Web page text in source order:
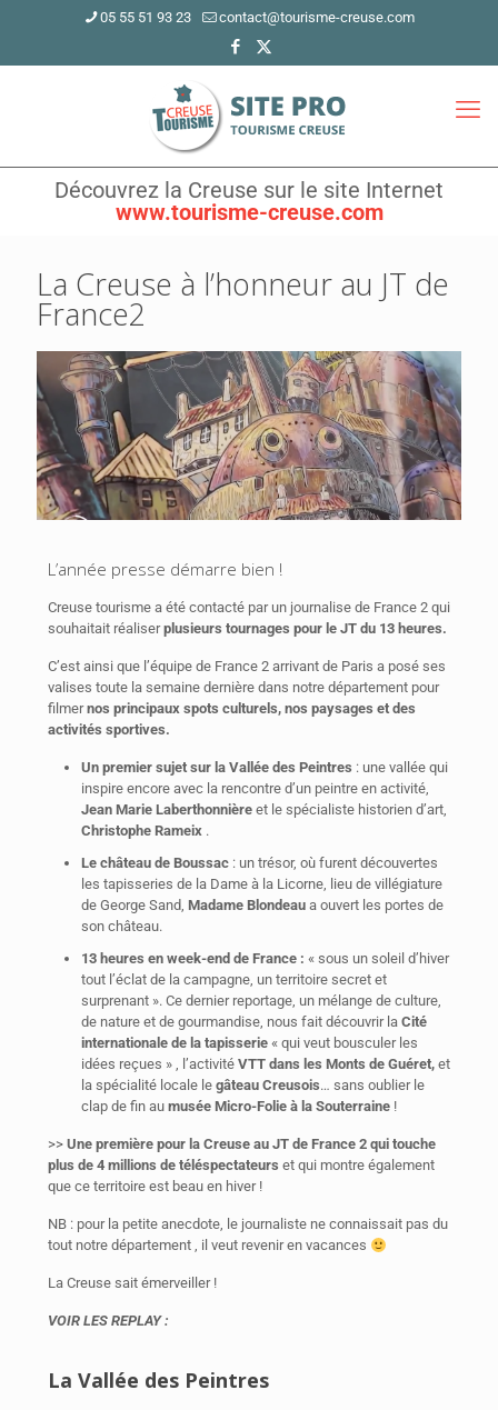
05 55 51 93 23 contact@tourisme-creuse.com
Découvrez la Creuse sur le site Internet
www.tourisme-creuse.com
La Creuse à l’honneur au JT de
France2
L’année presse démarre bien !
Creuse tourisme a été contacté par un journalise de France 2 qui
souhaitait réaliserplusieurs tournages pour le JT du 13 heures.
C’est ainsi que l’équipe de France 2 arrivant de Paris a posé ses
valises toute la semaine dernière dans notre département pour
filmernos principaux spots culturels, nos paysages et des
activités sportives.
Un premier sujet sur la Vallée des Peintres : une vallée qui
inspire encore avec la rencontre d’un peintre en activité,
Jean Marie Laberthonnière et le spécialiste historien d’art,
Christophe Rameix .
Le château de Boussac : un trésor, où furent découvertes
les tapisseries de la Dame à la Licorne, lieu de villégiature
de George Sand, Madame Blondeau a ouvert les portes de
son château.
13 heures en week-end de France : « sous un soleil d’hiver
tout l’éclat de la campagne, un territoire secret et
surprenant ». Ce dernier reportage, un mélange de culture,
de nature et de gourmandise, nous fait découvrir la Cité
internationale de la tapisserie « qui veut bousculer les
idées reçues » , l’activité VTT dans les Monts de Guéret, et
la spécialité locale le gâteau Creusois… sans oublier le
clap de fin au musée Micro-Folie à la Souterraine !
>> Une première pour la Creuse au JT de France 2 qui touche
plus de 4 millions de téléspectateurs et qui montre également
que ce territoire est beau en hiver !
NB : pour la petite anecdote, le journaliste ne connaissait pas du
tout notre département , il veut revenir en vacances
La Creuse sait émerveiller !
VOIR LES REPLAY :
La Vallée des Peintres